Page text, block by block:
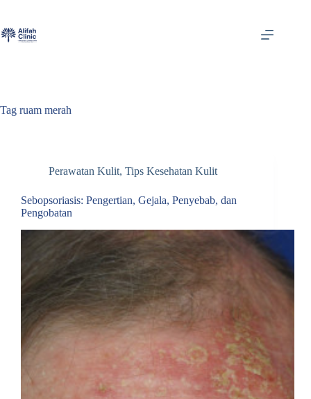
content
Tag ruam merah
Perawatan Kulit, Tips Kesehatan Kulit
Sebopsoriasis: Pengertian, Gejala, Penyebab, dan
Pengobatan